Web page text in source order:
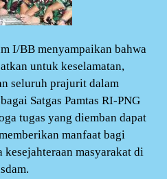
I/BB menyampaikan bahwa
untuk keselamatan,
seluruh prajurit dalam
Satgas Pamtas RI-PNG
tugas yang diemban dapat
manfaat bagi
kesejahteraan masyarakat di